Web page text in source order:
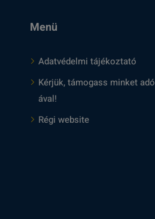
Menü
Adatvédelmi tájékoztató
Kérjük, támogass minket
ával!
Régi website